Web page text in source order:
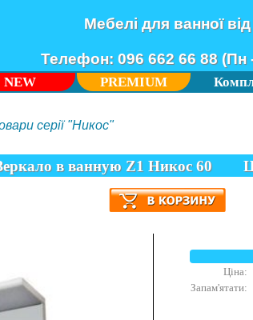
Мебелі для ванної
Телефон: 096 662 66 88 (Пн
NEW PREMIUM
серії "Никос"
в ванную Z1 Никос 60
Ціна:
Запам'ятати: